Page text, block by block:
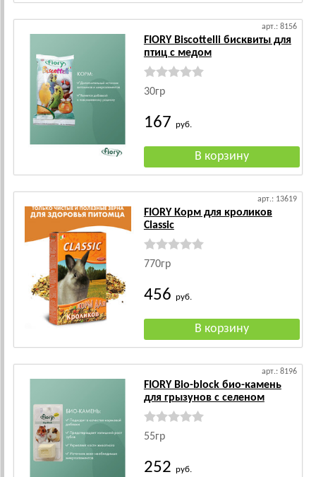
арт.: 8156
FIORY Biscottelli бисквиты для
птиц с медом
30гр
167 руб.
арт.: 13619
FIORY Корм для кроликов
Classic
770гр
456 руб.
арт.: 8196
FIORY Bio-block био-камень
для грызунов с селеном
55гр
252 руб.